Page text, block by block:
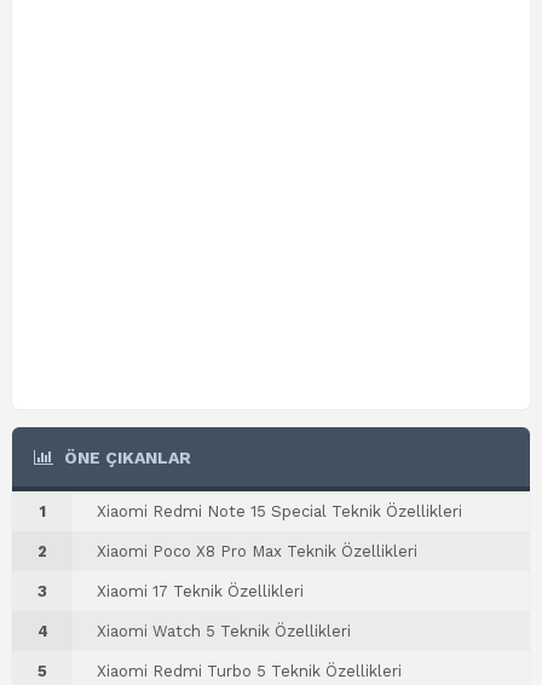
ÖNE ÇIKANLAR
1 Xiaomi Redmi Note 15 Special Teknik Özellikleri
2 Xiaomi Poco X8 Pro Max Teknik Özellikleri
3 Xiaomi 17 Teknik Özellikleri
4 Xiaomi Watch 5 Teknik Özellikleri
5 Xiaomi Redmi Turbo 5 Teknik Özellikleri